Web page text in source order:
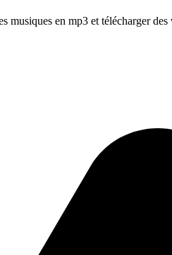
musiques en mp3 et télécharger